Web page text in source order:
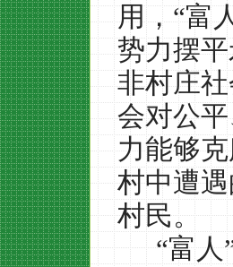
用，“富
势力摆
非村庄
会对公
力能够
村中遭
村民。
“富